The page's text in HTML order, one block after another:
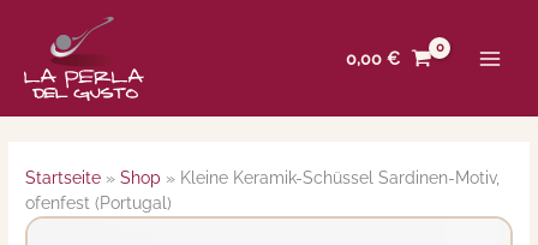
springen
0,00€
Startseite »Shop » Kleine Keramik-Schüssel Sardinen-Motiv,
ofenfest (Portugal)